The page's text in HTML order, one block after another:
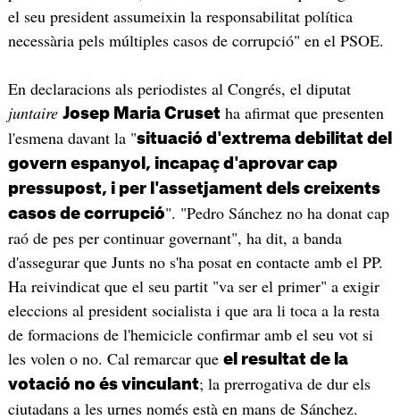
el seu president assumeixin la responsabilitat política
necessària pels múltiples casos de corrupció" en el PSOE.
En declaracions als periodistes al Congrés, el diputat
juntaire Josep Maria Crusetha afirmat que presenten
l'esmena davant la "situació d'extrema debilitat del
govern espanyol, incapaç d'aprovar cap
pressupost, i per l'assetjament dels creixents
casos de corrupció". "Pedro Sánchez no ha donat cap
raó de pes per continuar governant", ha dit, a banda
d'assegurar que Junts no s'ha posat en contacte amb el PP.
Ha reivindicat que el seu partit "va ser el primer" a exigir
eleccions al president socialista i que ara li toca a la resta
de formacions de l'hemicicle confirmar amb el seu vot si
les volen o no. Cal remarcar que el resultat de la
votació no és vinculant; la prerrogativa de dur els
ciutadans a les urnes només està en mans de Sánchez.